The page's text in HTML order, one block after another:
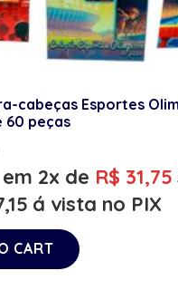
cabeças Esportes
60 peças
2x de R$ 31,75
á vista no PIX
CART